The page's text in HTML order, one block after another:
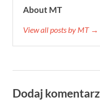
About MT
View all posts by MT →
Dodaj komentarz